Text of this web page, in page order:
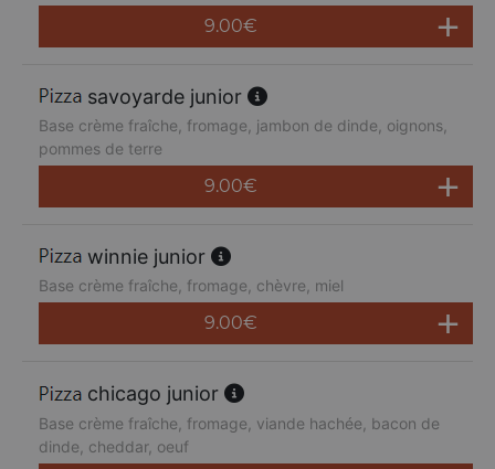
9.00€
savoyarde junior
Base crème fraîche, fromage, jambon de dinde, oignons,
pommes de terre
9.00€
winnie junior
Base crème fraîche, fromage, chèvre, miel
9.00€
chicago junior
Base crème fraîche, fromage, viande hachée, bacon de
dinde, cheddar, oeuf